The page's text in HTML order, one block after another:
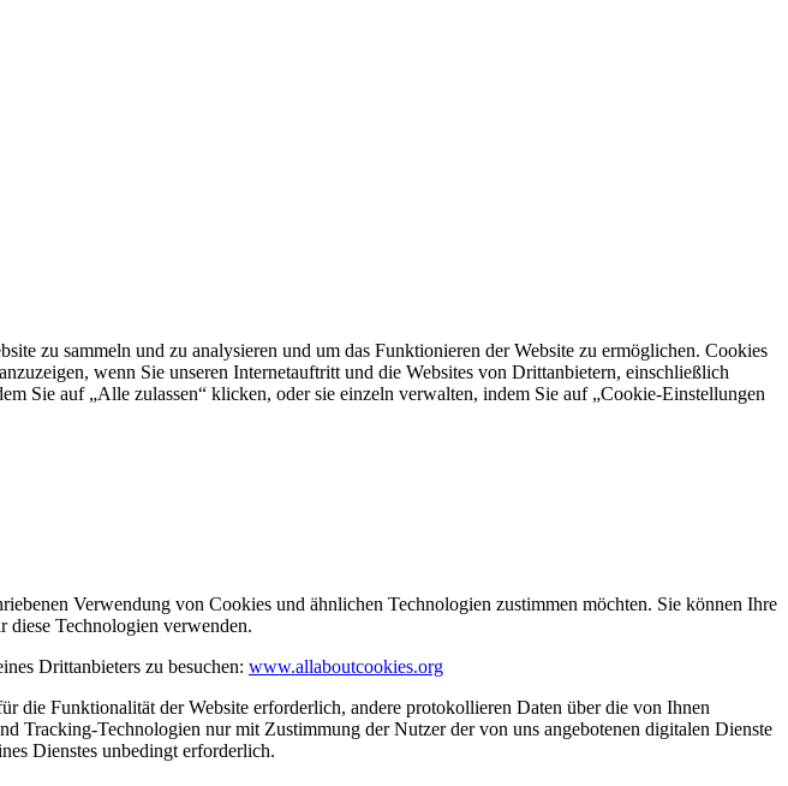
zu sammeln und zu analysieren und um das Funktionieren der Website zu ermöglichen. Cookies
wenn Sie unseren Internetauftritt und die Websites von Drittanbietern, einschließlich
Sie auf „Alle zulassen“ klicken, oder sie einzeln verwalten, indem Sie auf „Cookie-Einstellungen
Verwendung von Cookies und ähnlichen Technologien zustimmen möchten. Sie können Ihre
diese Technologien verwenden.
Drittanbieters zu besuchen: www.allaboutcookies.org
die Funktionalität der Website erforderlich, andere protokollieren Daten über die von Ihnen
Tracking-Technologien nur mit Zustimmung der Nutzer der von uns angebotenen digitalen Dienste
Dienstes unbedingt erforderlich.